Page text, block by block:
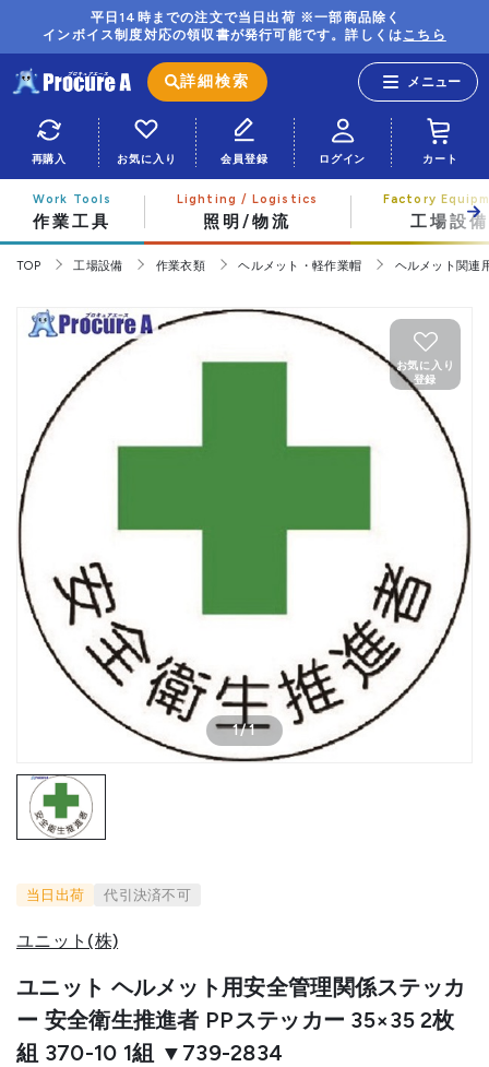
平日14時までの注文で当日出荷 ※一部商品除く
インボイス制度対応の領収書が発行可能です。詳しくはこちら
詳細検索
再購入 お気に入り 会員登録 ログイン カート
作業工具 照明/物流 工場設備
TOP 工場設備 作業衣類 ヘルメット・軽作業帽 ヘルメット関連
1/1
お気に入り
登録
当日出荷 代引決済不可
ユニット(株)
ユニット ヘルメット用安全管理関係ステッカ
ー 安全衛生推進者 PPステッカー 35×35 2枚
組 370-10 1組 ▼739-2834